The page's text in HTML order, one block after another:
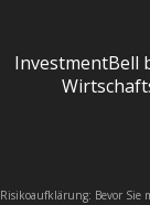
InvestmentBell
Risikoaufklärung: Bevor